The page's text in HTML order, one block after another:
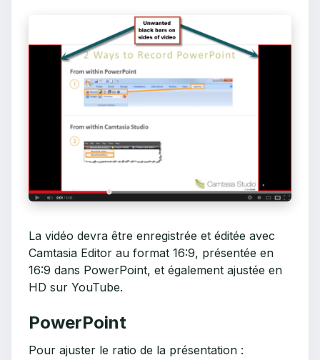
La vidéo devra être enregistrée et éditée avec
Camtasia Editor au format 16:9, présentée en
16:9 dans PowerPoint, et également ajustée en
HD sur YouTube.
PowerPoint
Pour ajuster le ratio de la présentation :